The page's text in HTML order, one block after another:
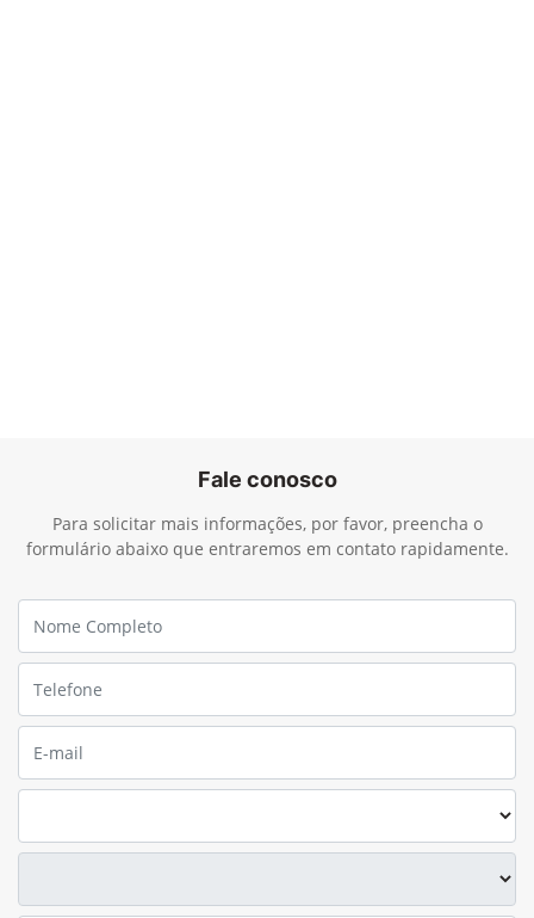
Fale conosco
Para solicitar mais informações, por favor, preencha o
formulário abaixo que entraremos em contato rapidamente.